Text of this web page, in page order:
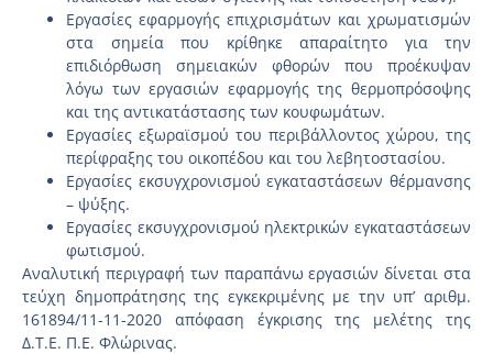
Εργασίες εφαρμογής επιχρισμάτων και χρωματισμών
στα σημεία που κρίθηκε απαραίτητο για την
επιδιόρθωση σημειακών φθορών που προέκυψαν
λόγω των εργασιών εφαρμογής της θερμοπρόσοψης
και της αντικατάστασης των κουφωμάτων.
Εργασίες εξωραϊσμού του περιβάλλοντος χώρου, της
περίφραξης του οικοπέδου και του λεβητοστασίου.
Εργασίες εκσυγχρονισμού εγκαταστάσεων θέρμανσης
– ψύξης.
Εργασίες εκσυγχρονισμού ηλεκτρικών εγκαταστάσεων
φωτισμού.
Αναλυτική περιγραφή των παραπάνω εργασιών δίνεται στα
τεύχη δημοπράτησης της εγκεκριμένης με την υπ’ αριθμ.
161894/11-11-2020 απόφαση έγκρισης της μελέτης της
Δ.Τ.Ε. Π.Ε. Φλώρινας.